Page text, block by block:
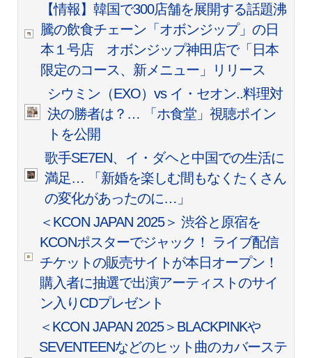
【情報】韓国で300店舗を展開する話題沸
騰の飲食チェーン「オボンジップ」の日
本１号店 オボンジップ神田店で「日本
限定のコース、新メニュー」リリース
シウミン（EXO）vs イ・セオン..料理対
決の勝者は？… 「ホ食堂」視聴ポイン
トを公開
歌手SE7EN、イ・ダヘと中国での生活に
満足… 「新婚を楽しむ間もなくたくさん
の変化があったのに…」
＜KCON JAPAN 2025＞ 渋谷と原宿を
KCONポスターでジャック！ ライブ配信
チケットの販売サイトが本日オープン！
購入者に抽選で出演アーティストのサイ
ン入りCDプレゼント
＜KCON JAPAN 2025＞BLACKPINKや
SEVENTEENなどのヒット曲のカバーステ